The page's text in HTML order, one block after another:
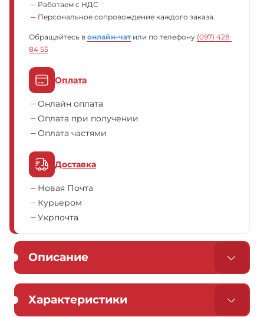
Работаем с НДС
Персональное сопровождение каждого заказа.
Обращайтесь в онлайн-чатили по телефону (097) 428
84 55
Оплата
Онлайн оплата
Оплата при получении
Оплата частями
Доставка
Новая Почта
Курьером
Укрпочта
Описание
Характеристики